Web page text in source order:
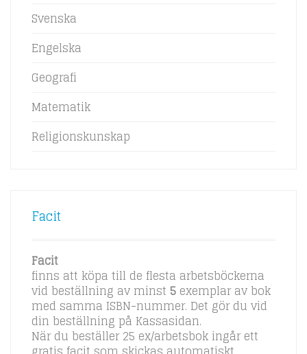
Svenska
Engelska
Geografi
Matematik
Religionskunskap
Facit
Facit
finns att köpa till de flesta arbetsböckerna
vid beställning av minst 5 exemplar av bok
med samma ISBN-nummer. Det gör du vid
din beställning på Kassasidan.
När du beställer 25 ex/arbetsbok ingår ett